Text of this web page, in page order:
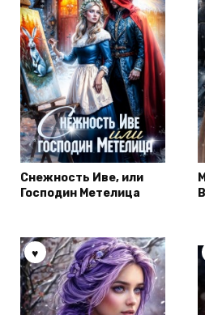
Снежность Иве, или
Господин Метелица